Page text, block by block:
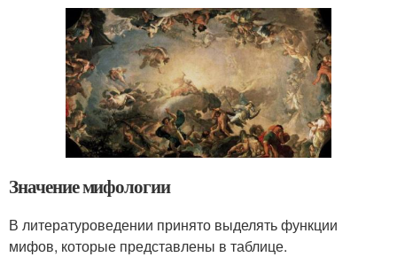
Значение мифологии
В литературоведении принято выделять функции
мифов, которые представлены в таблице.